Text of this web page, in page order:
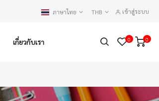
ภาษาไทย THB เข้าสู่ระบบ
เกี่ยวกับเรา 0 0